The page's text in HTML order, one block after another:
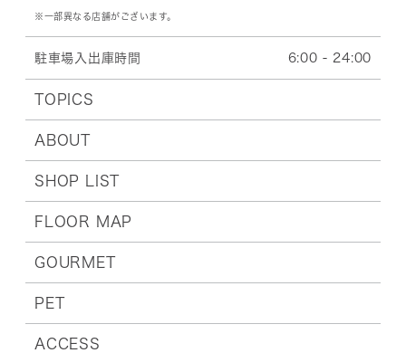
※一部異なる店舗がございます。
駐車場入出庫時間 6:00 - 24:00
TOPICS
ABOUT
SHOP LIST
FLOOR MAP
GOURMET
PET
ACCESS